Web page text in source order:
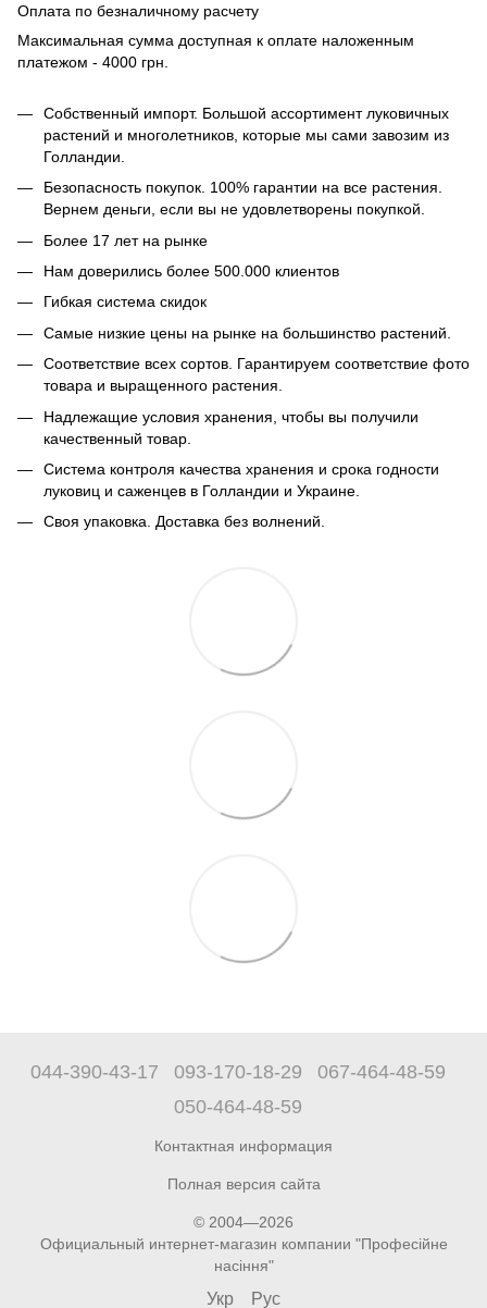
Оплата по безналичному расчету
Максимальная сумма доступная к оплате наложенным
платежом - 4000 грн.
Собственный импорт. Большой ассортимент луковичных
растений и многолетников, которые мы сами завозим из
Голландии.
Безопасность покупок. 100% гарантии на все растения.
Вернем деньги, если вы не удовлетворены покупкой.
Более 17 лет на рынке
Нам доверились более 500.000 клиентов
Гибкая система скидок
Самые низкие цены на рынке на большинство растений.
Соответствие всех сортов. Гарантируем соответствие фото
товара и выращенного растения.
Надлежащие условия хранения, чтобы вы получили
качественный товар.
Система контроля качества хранения и срока годности
луковиц и саженцев в Голландии и Украине.
Своя упаковка. Доставка без волнений.
044-390-43-17 093-170-18-29
067-464-48-59
050-464-48-59
Контактная информация
Полная версия сайта
© 2004—2026
Официальный интернет-магазин компании "Професійне
насіння"
Укр Рус